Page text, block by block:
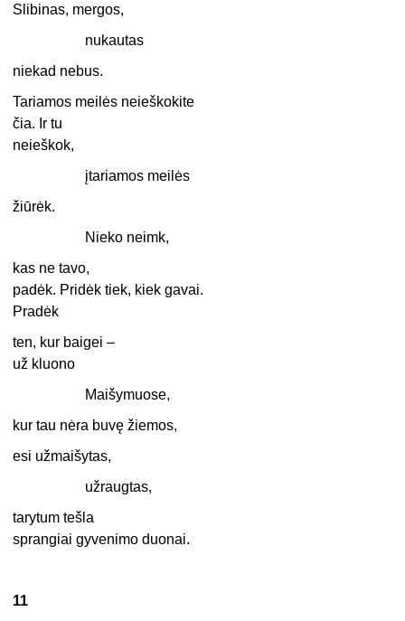
Slibinas, mergos,
nukautas
niekad nebus.
Tariamos meilės neieškokite
čia. Ir tu
neieškok,
įtariamos meilės
žiūrėk.
Nieko neimk,
kas ne tavo,
padėk. Pridėk tiek, kiek gavai.
Pradėk
ten, kur baigei –
už kluono
Maišymuose,
kur tau nėra buvę žiemos,
esi užmaišytas,
užraugtas,
tarytum tešla
sprangiai gyvenimo duonai.
11